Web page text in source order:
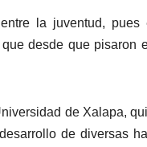
la juventud,
desde que pisaron
de Xalapa,
de diversas